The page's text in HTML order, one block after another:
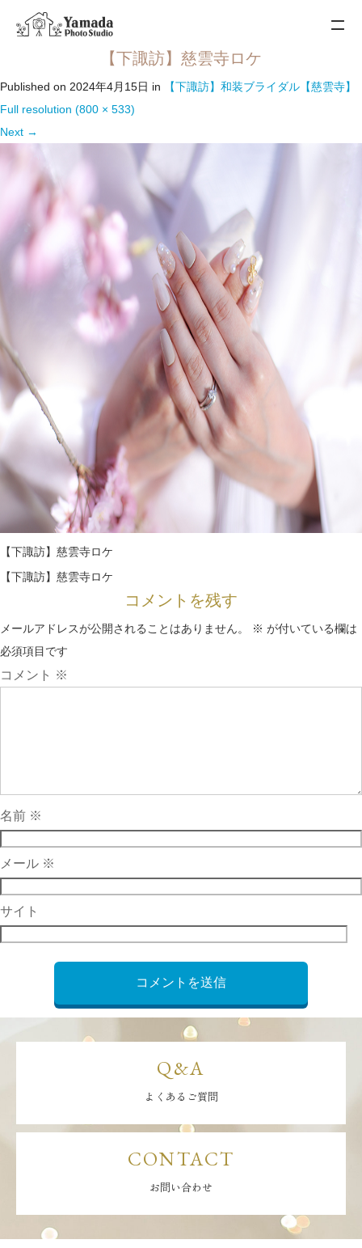
【下諏訪】慈雲寺ロケ
Published on 2024年4月15日 in
【下諏訪】和装ブライダル【慈雲寺】
Full resolution (800 × 533)
Next →
【下諏訪】慈雲寺ロケ
【下諏訪】慈雲寺ロケ
コメントを残す
メールアドレスが公開されることはありません。 ※ が付いている欄は
必須項目です
コメント ※
名前 ※
メール ※
サイト
Q&A
よくあるご質問
CONTACT
お問い合わせ